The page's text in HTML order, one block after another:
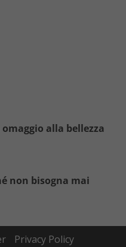
alla bellezza
non bisogna mai
Privacy Policy